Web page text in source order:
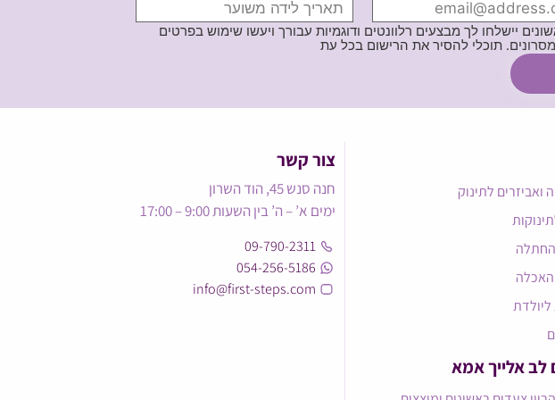
יישלחו לך מבצעים רלוונטים ודוגמיות עבורך ויעשו שימוש בפרטים
בכל עת
ואביזרים לתינוק
לב אלייך אמא​
צור קשר
חנה סנש 45, הוד השרון
ימים א’ – ה’ בין השעות 9:00 – 17:00
09-790-2311
054-256-5186
info@first-steps.com